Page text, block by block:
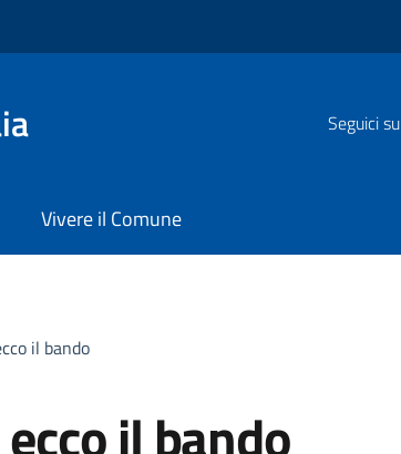
Seguici su
Vivere il Comune
il bando